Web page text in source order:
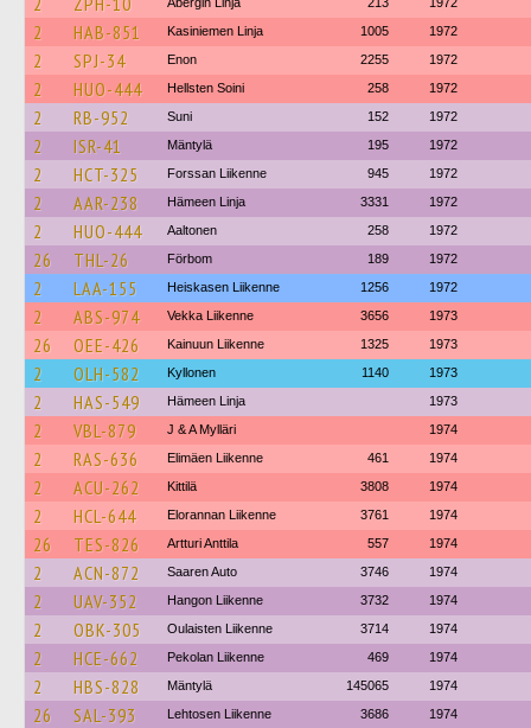
2 HAB-851 Kasiniemen Linja 1005 1972
2 SPJ-34 Enon 2255 1972
2 HUO-444 Hellsten Soini 258 1972
2 RB-952 Suni 152 1972
2 ISR-41 Mäntylä 195 1972
2 HCT-325 Forssan Liikenne 945 1972
2 AAR-238 Hämeen Linja 3331 1972
2 HUO-444 Aaltonen 258 1972
26 THL-26 Förbom 189 1972
2 LAA-155 Heiskasen Liikenne 1256 1972
2 ABS-974 Vekka Liikenne 3656 1973
26 OEE-426 Kainuun Liikenne 1325 1973
2 OLH-582 Kyllonen 1140 1973
2 HAS-549 Hämeen Linja 1973
2 VBL-879 J & A Mylläri 1974
2 RAS-636 Elimäen Liikenne 461 1974
2 ACU-262 Kittilä 3808 1974
2 HCL-644 Elorannan Liikenne 3761 1974
26 TES-826 Artturi Anttila 557 1974
2 ACN-872 Saaren Auto 3746 1974
2 UAV-352 Hangon Liikenne 3732 1974
2 OBK-305 Oulaisten Liikenne 3714 1974
2 HCE-662 Pekolan Liikenne 469 1974
2 HBS-828 Mäntylä 145065 1974
26 SAL-393 Lehtosen Liikenne 3686 1974